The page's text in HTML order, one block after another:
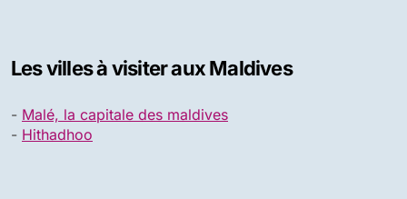
Les villes à visiter aux Maldives
- Malé, la capitale des maldives
- Hithadhoo